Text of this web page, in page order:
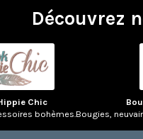
Découvrez
Chic
bohèmes.Bougies,